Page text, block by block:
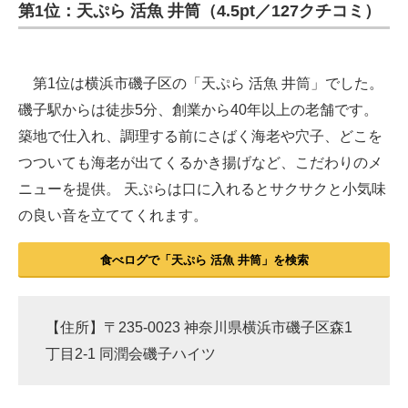
第1位：天ぷら 活魚 井筒（4.5pt／127クチコミ）
第1位は横浜市磯子区の「天ぷら 活魚 井筒」でした。
磯子駅からは徒歩5分、創業から40年以上の老舗です。
築地で仕入れ、調理する前にさばく海老や穴子、どこを
つついても海老が出てくるかき揚げなど、こだわりのメ
ニューを提供。 天ぷらは口に入れるとサクサクと小気味
の良い音を立ててくれます。
食べログで「天ぷら 活魚 井筒」を検索
【住所】〒235-0023 神奈川県横浜市磯子区森1
丁目2-1 同潤会磯子ハイツ